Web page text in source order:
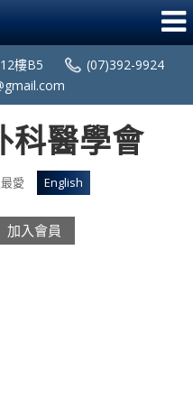
樓B5
(07)392-9924
愛 English
加入會員